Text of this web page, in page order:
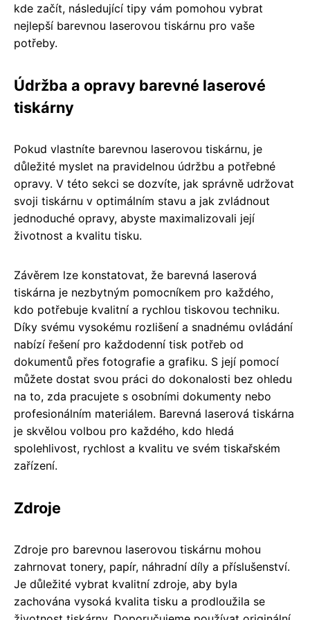
kde začít, následující tipy vám pomohou vybrat
nejlepší barevnou laserovou tiskárnu pro vaše
potřeby.
Údržba a opravy barevné laserové
tiskárny
Pokud vlastníte barevnou laserovou tiskárnu, je
důležité myslet na pravidelnou údržbu a potřebné
opravy. V této sekci se dozvíte, jak správně udržovat
svoji tiskárnu v optimálním stavu a jak zvládnout
jednoduché opravy, abyste maximalizovali její
životnost a kvalitu tisku.
Závěrem lze konstatovat, že barevná laserová
tiskárna je nezbytným pomocníkem pro každého,
kdo potřebuje kvalitní a rychlou tiskovou techniku.
Díky svému vysokému rozlišení a snadnému ovládání
nabízí řešení pro každodenní tisk potřeb od
dokumentů přes fotografie a grafiku. S její pomocí
můžete dostat svou práci do dokonalosti bez ohledu
na to, zda pracujete s osobními dokumenty nebo
profesionálním materiálem. Barevná laserová tiskárna
je skvělou volbou pro každého, kdo hledá
spolehlivost, rychlost a kvalitu ve svém tiskařském
zařízení.
Zdroje
Zdroje pro barevnou laserovou tiskárnu mohou
zahrnovat tonery, papír, náhradní díly a příslušenství.
Je důležité vybrat kvalitní zdroje, aby byla
zachována vysoká kvalita tisku a prodloužila se